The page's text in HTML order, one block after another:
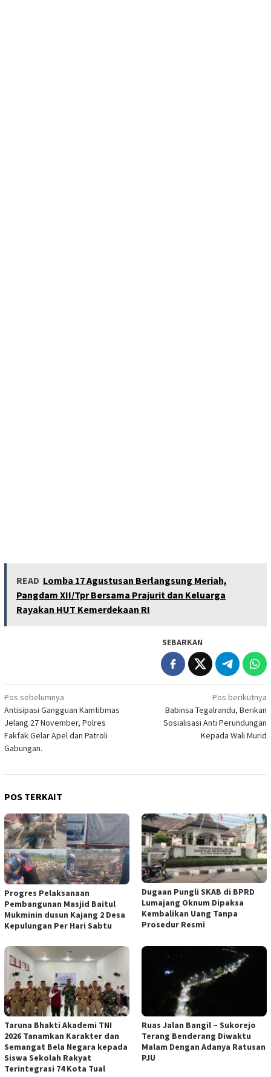
READ Lomba 17 Agustusan Berlangsung Meriah,
Pangdam XII/Tpr Bersama Prajurit dan Keluarga
Rayakan HUT Kemerdekaan RI
SEBARKAN
Navigasi
pos
Pos sebelumnya
Antisipasi Gangguan Kamtibmas
Jelang 27 November, Polres
Fakfak Gelar Apel dan Patroli
Gabungan.
Pos berikutnya
Babinsa Tegalrandu, Berikan
Sosialisasi Anti Perundungan
Kepada Wali Murid
POS TERKAIT
Progres Pelaksanaan
Pembangunan Masjid Baitul
Mukminin dusun Kajang 2 Desa
Kepulungan Per Hari Sabtu
Dugaan Pungli SKAB di BPRD
Lumajang Oknum Dipaksa
Kembalikan Uang Tanpa
Prosedur Resmi
Taruna Bhakti Akademi TNI
2026 Tanamkan Karakter dan
Semangat Bela Negara kepada
Siswa Sekolah Rakyat
Terintegrasi 74 Kota Tual
Ruas Jalan Bangil – Sukorejo
Terang Benderang Diwaktu
Malam Dengan Adanya Ratusan
PJU